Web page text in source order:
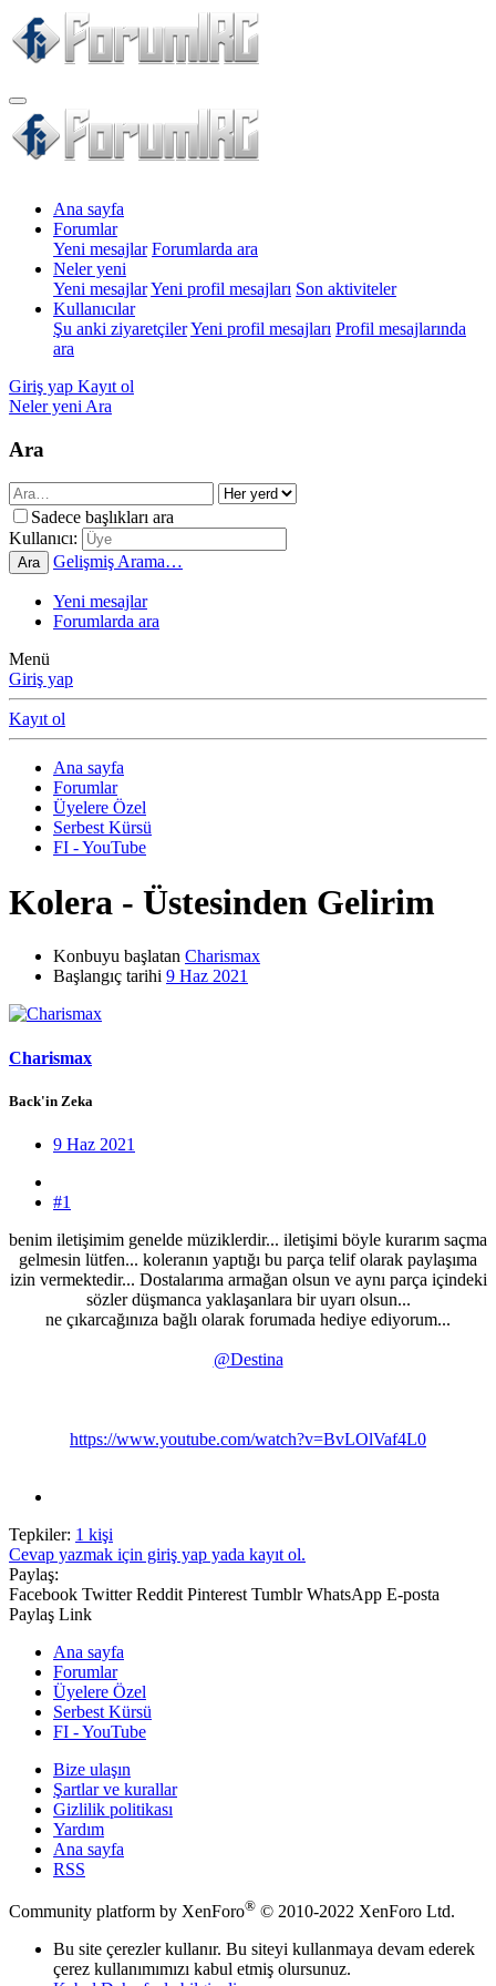
Ana sayfa
Forumlar
Yeni mesajlar Forumlarda ara
Neler yeni
Yeni mesajlarYeni profil mesajları Son aktiviteler
Kullanıcılar
Şu anki ziyaretçilerYeni profil mesajları Profil mesajlarında
ara
Giriş yap Kayıt ol
Neler yeni Ara
Ara
Sadece başlıkları ara
Kullanıcı:
Ara Gelişmiş Arama…
Yeni mesajlar
Forumlarda ara
Menü
Giriş yap
Kayıt ol
Ana sayfa
Forumlar
Üyelere Özel
Serbest Kürsü
FI - YouTube
Kolera - Üstesinden Gelirim
Konbuyu başlatan Charismax
Başlangıç tarihi 9 Haz 2021
Charismax
Back'in Zeka
9 Haz 2021
#1
benim iletişimim genelde müziklerdir... iletişimi böyle kurarım saçma
gelmesin lütfen... koleranın yaptığı bu parça telif olarak paylaşıma
izin vermektedir... Dostalarıma armağan olsun ve aynı parça içindeki
sözler düşmanca yaklaşanlara bir uyarı olsun...
ne çıkarcağınıza bağlı olarak forumada hediye ediyorum...
@Destina
https://www.youtube.com/watch?v=BvLOlVaf4L0
Tepkiler: 1 kişi
Cevap yazmak için giriş yap yada kayıt ol.
Paylaş:
Facebook Twitter Reddit Pinterest Tumblr WhatsApp E-posta
Paylaş Link
Ana sayfa
Forumlar
Üyelere Özel
Serbest Kürsü
FI - YouTube
Bize ulaşın
Şartlar ve kurallar
Gizlilik politikası
Yardım
Ana sayfa
RSS
Community platform by XenForo® © 2010-2022 XenForo Ltd.
Bu site çerezler kullanır. Bu siteyi kullanmaya devam ederek
çerez kullanımımızı kabul etmiş olursunuz.